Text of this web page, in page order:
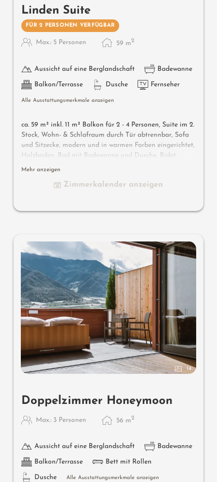
Linden Suite
FÜR 2 PERSONEN VERFÜGBAR
Max.: 5 Personen 59 m2
Aussicht auf eine Berglandschaft Badewanne
Balkon/Terrasse Dusche Fernseher
Alle Ausstattungsmerkmale anzeigen
ca. 59 m² inkl. 11 m² Balkon für 2 - 4 Personen, Suite im 2.
Stock, Wohn- & Schlafraum durch Tür abtrennbar, Sofa
und Sitzecke, modern und in warmen Farben eingerichtet,
Holzboden, Bad mit Badewanne und Dusche, Bidet,
separates WC, Flat-TV, gratis W-Lan, Minibar, Safe,
Wissenswertes: Klimaanlage und Boxspringmatratzen
Mehr anzeigen
Zimmerkalender anzeigen
14
Doppelzimmer Honeymoon
Max.: 3 Personen 56 m2
Aussicht auf eine Berglandschaft Badewanne
Balkon/Terrasse Bett mit Rollen
Dusche Alle Ausstattungsmerkmale anzeigen